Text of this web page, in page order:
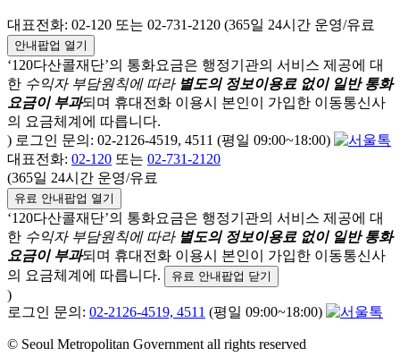
대표전화: 02-120 또는 02-731-2120 (365일 24시간 운영/유료
안내팝업 열기
‘120다산콜재단’의 통화요금은 행정기관의 서비스 제공에 대
한 수익자 부담원칙에 따라 별도의 정보이용료 없이 일반 통화
요금이 부과되며 휴대전화 이용시 본인이 가입한 이동통신사
의 요금체계에 따릅니다.
) 로그인 문의: 02-2126-4519, 4511 (평일 09:00~18:00)
대표전화: 02-120 또는 02-731-2120
(365일 24시간 운영/유료
유료 안내팝업 열기
‘120다산콜재단’의 통화요금은 행정기관의 서비스 제공에 대
한 수익자 부담원칙에 따라 별도의 정보이용료 없이 일반 통화
요금이 부과되며 휴대전화 이용시 본인이 가입한 이동통신사
의 요금체계에 따릅니다.
유료 안내팝업 닫기
)
로그인 문의: 02-2126-4519, 4511 (평일 09:00~18:00)
© Seoul Metropolitan Government all rights reserved